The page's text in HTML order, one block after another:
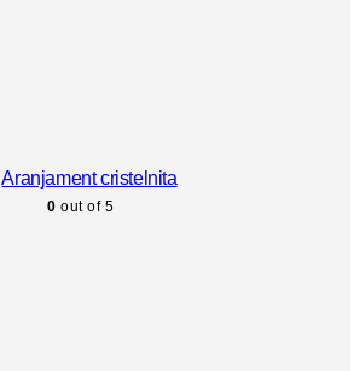
Aranjament cristelnita
0 out of 5